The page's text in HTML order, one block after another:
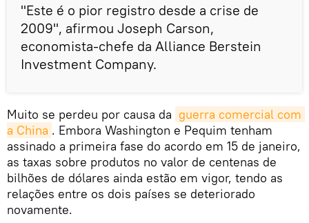
"Este é o pior registro desde a crise de
2009", afirmou Joseph Carson,
economista-chefe da Alliance Berstein
Investment Company.
Muito se perdeu por causa da guerra comercial com
a China . Embora Washington e Pequim tenham
assinado a primeira fase do acordo em 15 de janeiro,
as taxas sobre produtos no valor de centenas de
bilhões de dólares ainda estão em vigor, tendo as
relações entre os dois países se deteriorado
novamente.